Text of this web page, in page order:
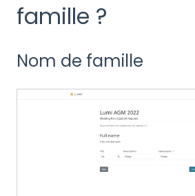
famille ?
Nom de famille